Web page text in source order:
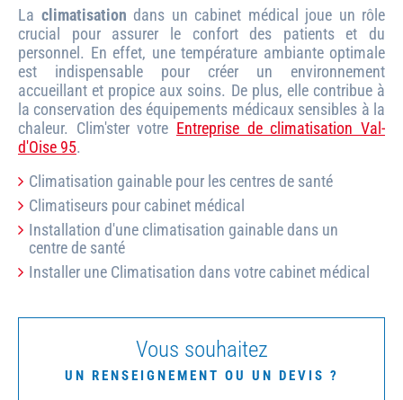
La climatisation dans un cabinet médical joue un rôle
crucial pour assurer le confort des patients et du
personnel. En effet, une température ambiante optimale
est indispensable pour créer un environnement
accueillant et propice aux soins. De plus, elle contribue à
la conservation des équipements médicaux sensibles à la
chaleur. Clim'ster votre Entreprise de climatisation Val-
d'Oise 95.
Climatisation gainable pour les centres de santé
Climatiseurs pour cabinet médical
Installation d'une climatisation gainable dans un
centre de santé
Installer une Climatisation dans votre cabinet médical
Vous souhaitez
UN RENSEIGNEMENT OU UN DEVIS ?